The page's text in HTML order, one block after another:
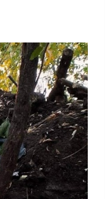
de
y
de